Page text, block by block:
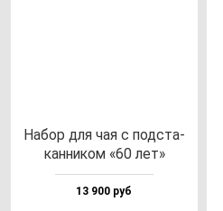
Набор для чая с под­ста­
кан­ни­ком «60 лет»
13 900 руб